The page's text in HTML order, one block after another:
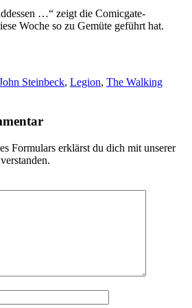
…“ zeigt die Comicgate-
Woche so zu Gemüte geführt hat.
Steinbeck, Legion, The Walking
Formulars erklärst du dich mit unserer